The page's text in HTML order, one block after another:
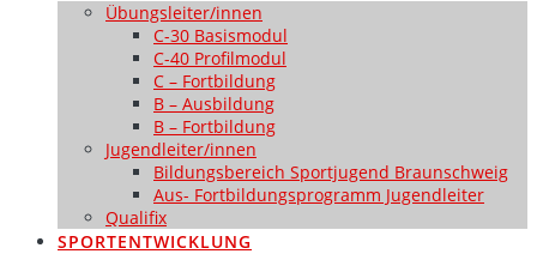
Übungsleiter/innen
C-30 Basismodul
C-40 Profilmodul
C – Fortbildung
B – Ausbildung
B – Fortbildung
Jugendleiter/innen
Bildungsbereich Sportjugend Braunschweig
Aus- Fortbildungsprogramm Jugendleiter
Qualifix
SPORTENTWICKLUNG